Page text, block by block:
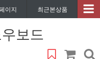
이지 최근본상품
보드